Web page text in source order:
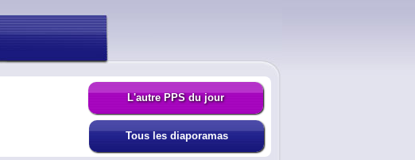
L'autre PPS du jour
Tous les diaporamas